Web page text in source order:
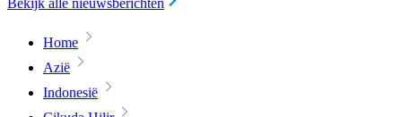
Home
Azië
Indonesië